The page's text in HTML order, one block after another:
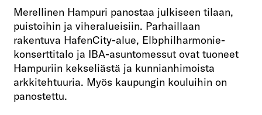
Merellinen Hampuri panostaa julkiseen tilaan,
puistoihin ja viheralueisiin. Parhaillaan
rakentuva HafenCity-alue, Elbphilharmonie-
konserttitalo ja IBA-asuntomessut ovat tuoneet
Hampuriin kekseliästä ja kunnianhimoista
arkkitehtuuria. Myös kaupungin kouluihin on
panostettu.